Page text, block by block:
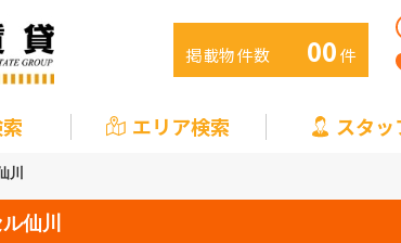
掲載物件数 00件
エリア検索 スタッ
川
仙川